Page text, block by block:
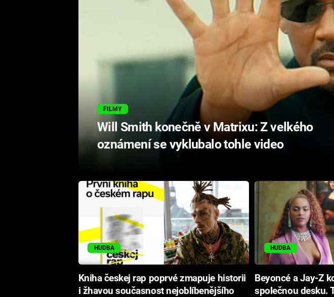
FILMY
Will Smith konečně v Matrixu: Z velkého
oznámení se vyklubalo tohle video
HUDBA
Kniha českej rap poprvé zmapuje historii
i žhavou současnost nejoblíbenějšího
HUDBA
Beyoncé a Jay-Z
společnou desku.